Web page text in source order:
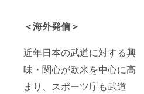
＜海外発信＞
近年日本の武道に対する興
味・関心が欧米を中心に高
まり、スポーツ庁も武道